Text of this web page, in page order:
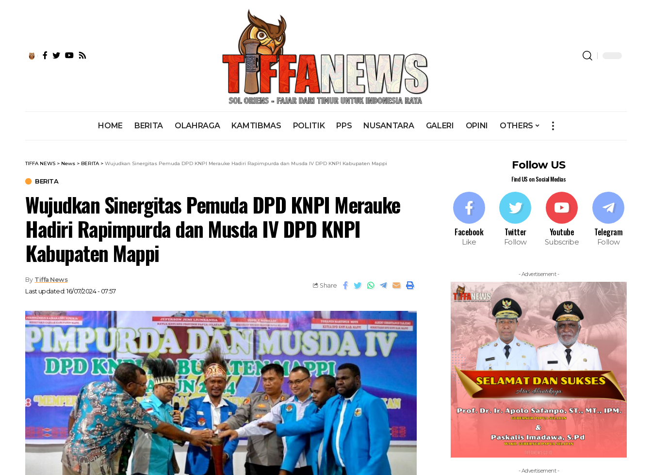
HOME BERITA OLAHRAGA KAMTIBMAS POLITIK PPS NUSANTARA GALERI OPINI OTHERS
TIFFA NEWS > News > BERITA> Wujudkan Sinergitas Pemuda DPD KNPI Merauke Hadiri Rapimpurda dan Musda IV DPD KNPI Kabupaten Mappi
BERITA
Wujudkan Sinergitas Pemuda DPD KNPI Merauke
Hadiri Rapimpurda dan Musda IV DPD KNPI
Kabupaten Mappi
Last updated: 16/07/2024 - 07:57
By Tiffa News
Share
Follow US
Find US on Social Medias
Facebook
Like
Twitter
Follow
Youtube
Subscribe
Telegram
Follow
- Advertisement -
- Advertisement -